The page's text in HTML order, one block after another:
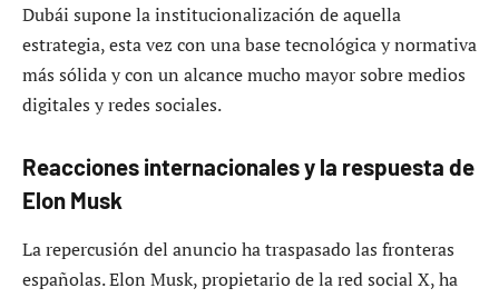
Dubái supone la institucionalización de aquella
estrategia, esta vez con una base tecnológica y normativa
más sólida y con un alcance mucho mayor sobre medios
digitales y redes sociales.
Reacciones internacionales y la respuesta de
Elon Musk
La repercusión del anuncio ha traspasado las fronteras
españolas. Elon Musk, propietario de la red social X, ha